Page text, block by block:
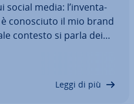
social media: l’in­ven­ta­
co­no­sciu­to il mio brand
contesto si parla dei
Risposte preziose
Leggi di più